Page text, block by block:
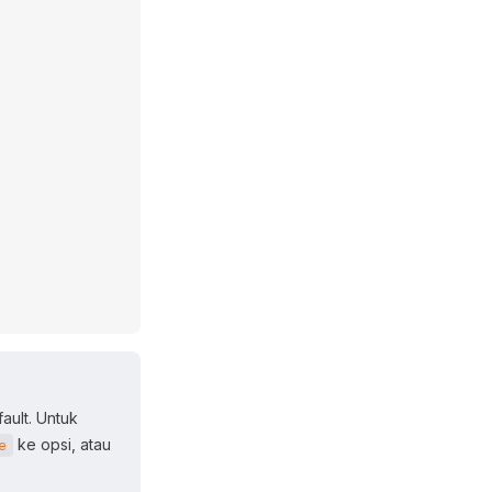
Untuk
ke opsi, atau